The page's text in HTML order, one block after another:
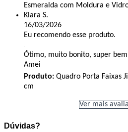
Esmeralda com Moldura e
Klara S.
16/03/2026
Eu recomendo esse produto.
Ótimo, muito bonito, super
Amei
Produto: Quadro Porta Faixas
cm
Ver mais
Dúvidas?